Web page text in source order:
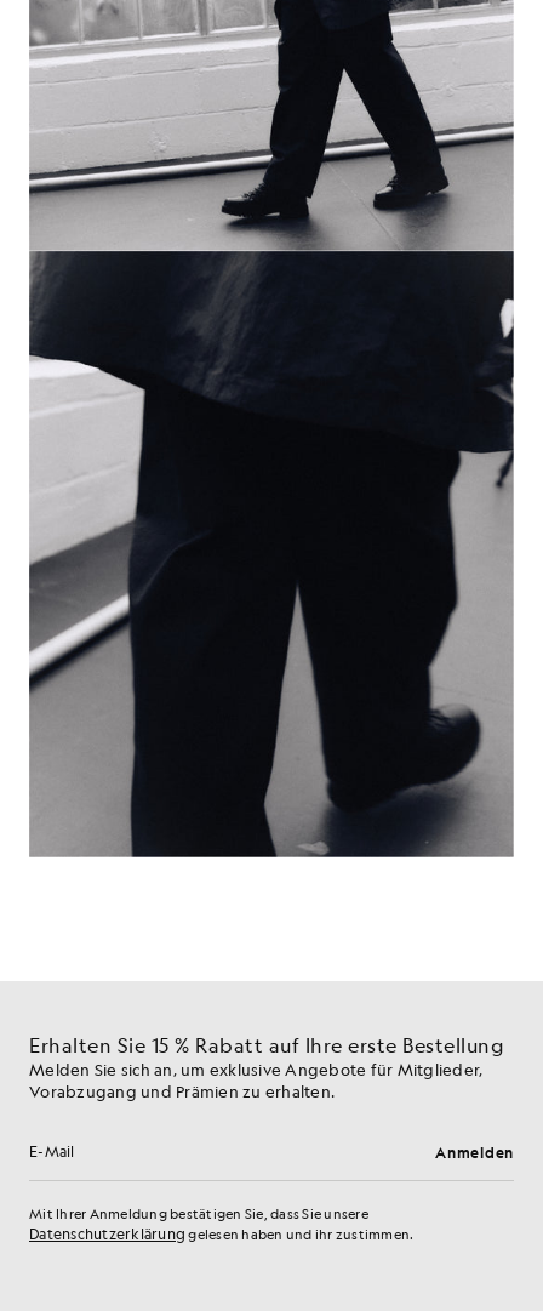
Erhalten Sie 15 % Rabatt auf Ihre erste Bestellung
Melden Sie sich an, um exklusive Angebote für Mitglieder,
Vorabzugang und Prämien zu erhalten.
E-Mail-Adresse Anmelden
Mit Ihrer Anmeldung bestätigen Sie, dass Sie unsere
Datenschutzerklärung gelesen haben und ihr zustimmen.